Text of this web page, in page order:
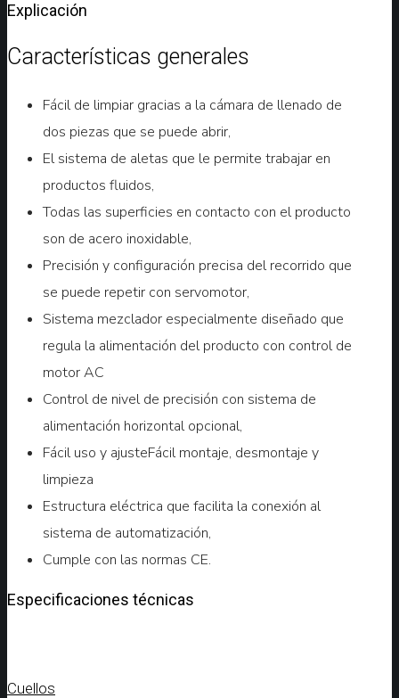
Cuellos
Explicación
Características generales
Fácil de limpiar gracias a la cámara de llenado de
dos piezas que se puede abrir,
El sistema de aletas que le permite trabajar en
productos fluidos,
Todas las superficies en contacto con el producto
son de acero inoxidable,
Precisión y configuración precisa del recorrido que
se puede repetir con servomotor,
Sistema mezclador especialmente diseñado que
regula la alimentación del producto con control de
motor AC
Control de nivel de precisión con sistema de
alimentación horizontal opcional,
Fácil uso y ajusteFácil montaje, desmontaje y
limpieza
Estructura eléctrica que facilita la conexión al
sistema de automatización,
Cumple con las normas CE.
Especificaciones técnicas